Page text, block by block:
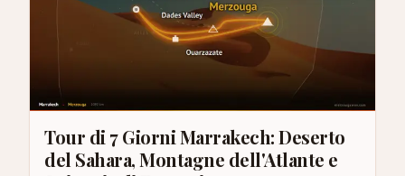
Tour di 7 Giorni Marrakech: Deserto
del Sahara, Montagne dell'Atlante e